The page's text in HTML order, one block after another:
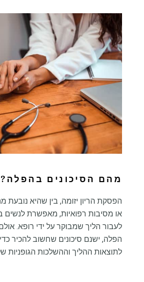
מהם הסיכונים בהפלה?
הפסקת הריון יזומה, בין שהיא נובעת
או מסיבות רפואיות, מאפשרת לנשים
לעבור הליך שמבוקר על ידי רופא.
הפלה, ישנם סיכונים שחשוב להכיר כדי
לתוצאות ההליך וההשלכות הגופניות